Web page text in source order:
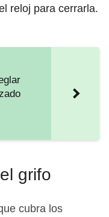
reloj para cerrarla.
grifo
cubra los